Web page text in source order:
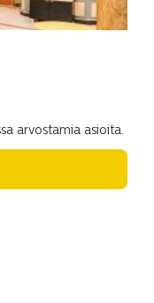
arvostamia asioita.